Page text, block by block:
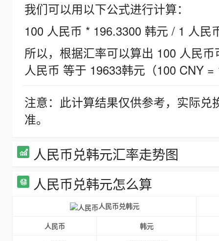
我们可以用以下公式进行计算：
100 人民币 * 196.3300 韩元 / 1 人民
所以，根据汇率可以算出 100 人民
人民币 等于 19633韩元（100 CNY =
注意：此计算结果仅供参考，实际
准。
人民币兑韩元汇率走势图
人民币兑韩元怎么算
人民币兑韩元
人民币
韩元